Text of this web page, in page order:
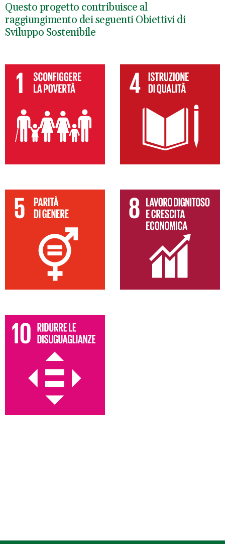
Questo progetto contribuisce al
raggiungimento dei seguenti Obiettivi di
Sviluppo Sostenibile